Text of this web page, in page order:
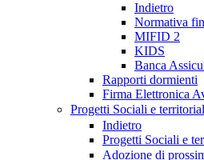
Indietro
Normativa
MIFID 2
KIDS
Banca
Rapporti dormienti
Firma Elettronica
Progetti Sociali e
Indietro
Progetti Sociali e
Adozione di